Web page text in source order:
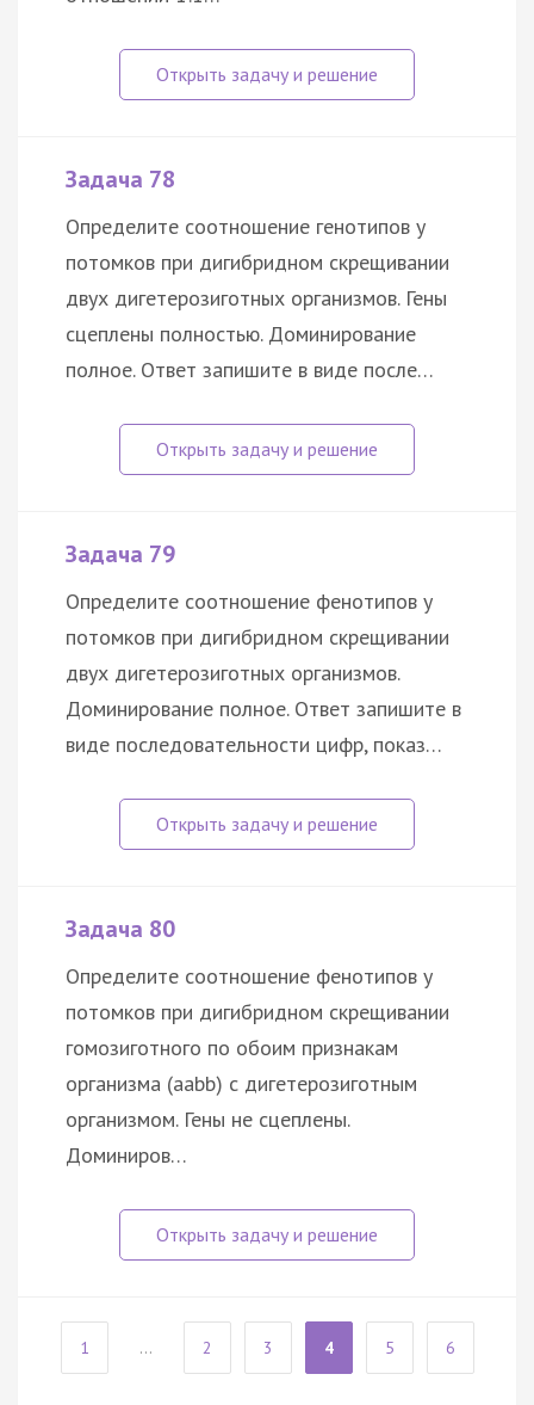
Задача 78
Определите соотношение генотипов у
потомков при дигибридном скрещивании
двух дигетерозиготных организмов. Гены
сцеплены полностью. Доминирование
полное. Ответ запишите в виде после…
Задача 79
Определите соотношение фенотипов у
потомков при дигибридном скрещивании
двух дигетерозиготных организмов.
Доминирование полное. Ответ запишите в
виде последовательности цифр, показ…
Задача 80
Определите соотношение фенотипов у
потомков при дигибридном скрещивании
гомозиготного по обоим признакам
организма (aabb) с дигетерозиготным
организмом. Гены не сцеплены.
Доминиров…
1 ... 2 3 4 5 6